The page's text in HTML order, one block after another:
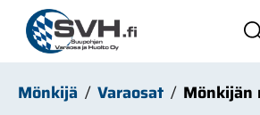
Siirry pääsisältöön
Mönkijä Varaosat Mönkijän